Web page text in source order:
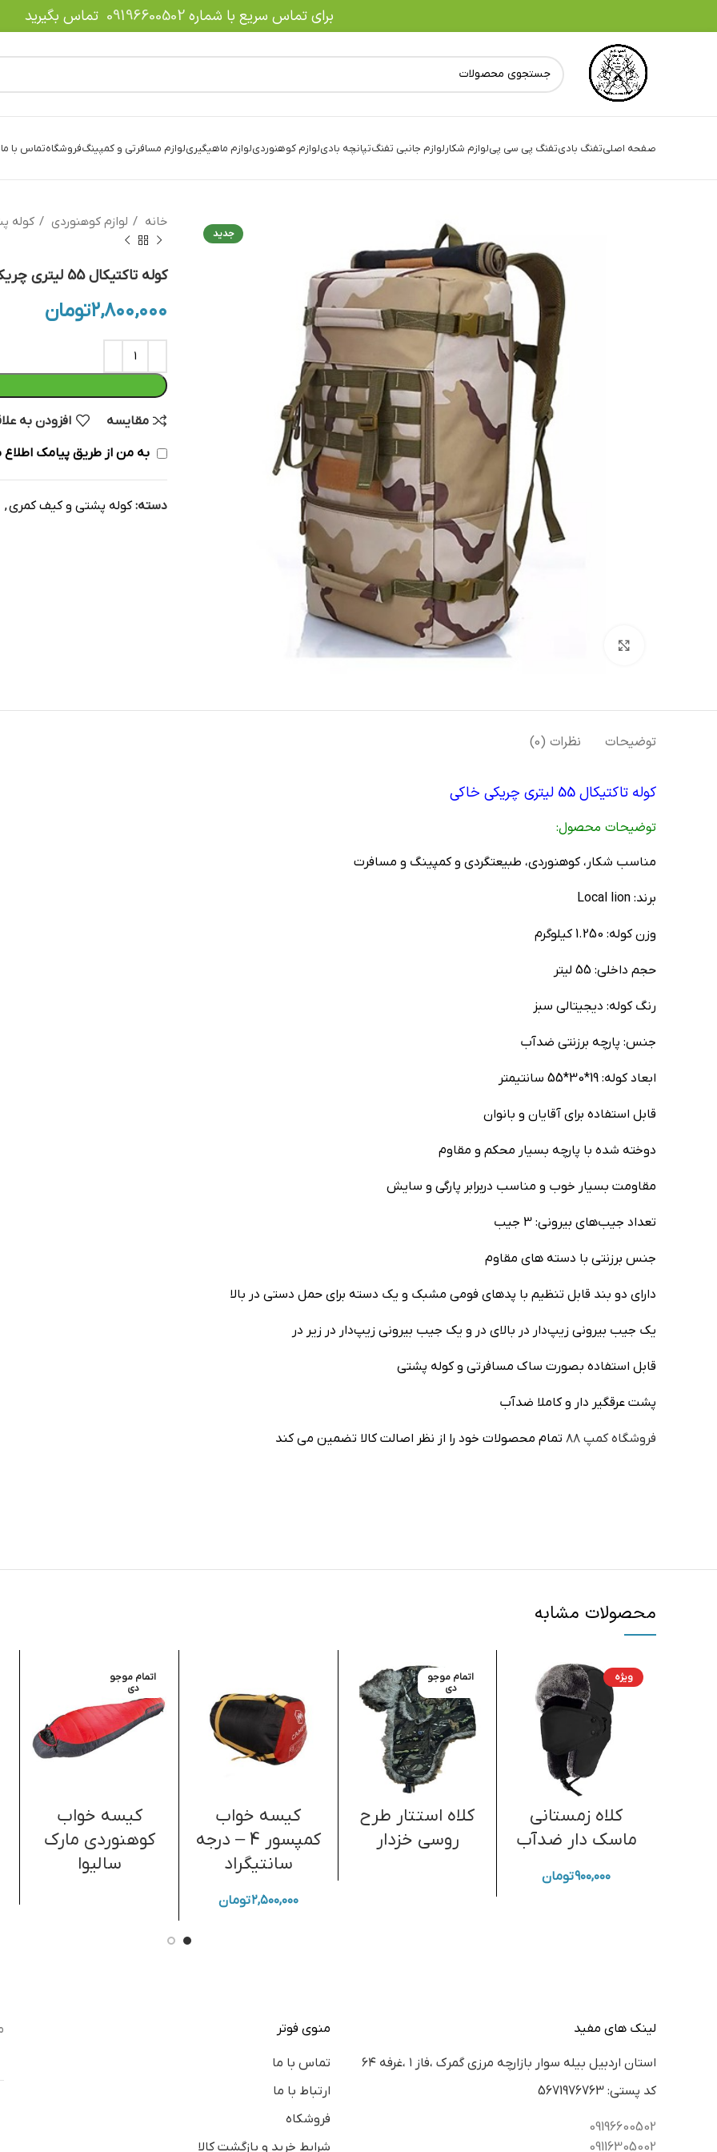
برای تماس سریع با شماره09196600502 تماس بگیرید
صفحه اصلیتفنگ بادیتفنگ پی سی پیلوازم شکارلوازم جانبی تفنگتپانچه بادیلوازم کوهنوردیلوازم ماهیگیریلوازم مسافرتی و کمپینگفروشگاهتماس با ما
جدید
خانه لوازم کوهنوردی کوله
کوله تاکتیکال 55 لیتری چریکی خاکی
۲,۸۰۰,۰۰۰تومان
مقایسه افزودن به
به من از طریق پیامک اطلاع
دسته: کوله پشتی و کیف کمری,
توضیحات نظرات (0)
کوله تاکتیکال 55 لیتری چریکی خاکی
توضیحات محصول:
مناسب شکار، کوهنوردی، طبیعتگردی و کمپینگ و مسافرت
برند: Local lion
وزن کوله: 1.250 کیلوگرم
حجم داخلی: 55 لیتر
رنگ کوله: دیجیتالی سبز
جنس: پارچه برزنتی ضدآب
ابعاد کوله: 19*30*55 سانتیمتر
قابل استفاده برای آقایان و بانوان
دوخته شده با پارچه بسیار محکم و مقاوم
مقاومت بسیار خوب و مناسب دربرابر پارگی و سایش
تعداد جیب‌های بیرونی: 3 جیب
جنس برزنتی با دسته های مقاوم
دارای دو بند قابل تنظیم با پد‌های فومی مشبک و یک دسته برای حمل دستی در بالا
یک جیب بیرونی زیپ‌دار در بالای در و یک جیب‌ بیرونی زیپ‌دار در زیر در
قابل استفاده بصورت ساک مسافرتی و کوله پشتی
پشت عرقگیر دار و کاملا ضدآب
فروشگاه کمپ ۸۸ تمام محصولات خود را از نظر اصالت کالا تضمین می کند
محصولات مشابه
ویژه
کلاه زمستانی
ماسک دار ضدآب
۹۰۰,۰۰۰تومان
اتمام موجو
دی
کلاه استتار طرح
روسی خزدار
کیسه خواب
کمپسور 4 – درجه
سانتیگراد
۲,۵۰۰,۰۰۰تومان
اتمام موجو
دی
کیسه خواب
کوهنوردی مارک
سالیوا
لینک های مفید
استان اردبيل بيله سوار بازارچه مرزي گمرك ،فاز ١ ،غرفه ٦٤
كد پستي: 5671976763
09196600502
09116305002
منوی فوتر
تماس با ما
ارتباط با ما
فروشکاه
شرایط خرید و بازگشت کالا